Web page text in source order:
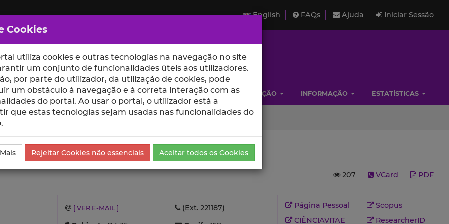
English FAQs Ajuda Iniciar Sessão
ESCOLAS UNIDADES INVESTIGAÇÃO INFORMAÇÃO ESTATÍSTICAS
Investigação
207 VCard PDF
[ VER E-MAIL ]
(Ext. 221187)
Página Pessoal
Scopus
CIÊNCIAVITAE
ResearcherID
Cookies
utiliza cookies e outras tecnologias na navegação no site
um conjunto de funcionalidades úteis aos utilizadores.
por parte do utilizador, da utilização de cookies, pode
um obstáculo à navegação e à correta interação com as
do portal. Ao usar o portal, o utilizador está a
que estas tecnologias sejam usadas nas funcionalidades do
Rejeitar Cookies não essenciais Aceitar todos os Cookies